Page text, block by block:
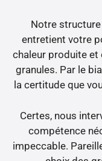
Notre
entretient votre
chaleur produite
granules. Par le
la certitude que
Certes, nous
compétence
impeccable.